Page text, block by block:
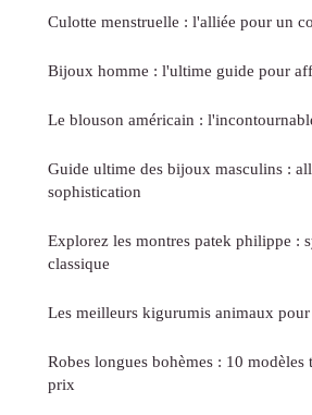
Culotte menstruelle : l'alliée pour un
Bijoux homme : l'ultime guide pour
Le blouson américain :
Guide ultime des bijoux masculins :
sophistication
Explorez les montres patek philippe :
classique
Les meilleurs kigurumis animaux
Robes longues bohèmes : 10 modèles
prix